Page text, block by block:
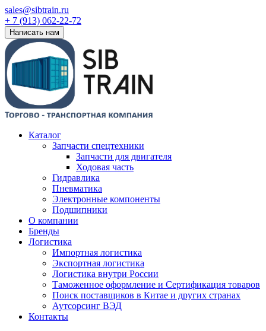
sales@sibtrain.ru
+ 7 (913) 062-22-72
Написать нам
Каталог
Запчасти спецтехники
Запчасти для двигателя
Ходовая часть
Гидравлика
Пневматика
Электронные компоненты
Подшипники
О компании
Бренды
Логистика
Импортная логистика
Экспортная логистика
Логистика внутри России
Таможенное оформление и Сертификация товаров
Поиск поставщиков в Китае и других странах
Аутсорсинг ВЭД
Контакты